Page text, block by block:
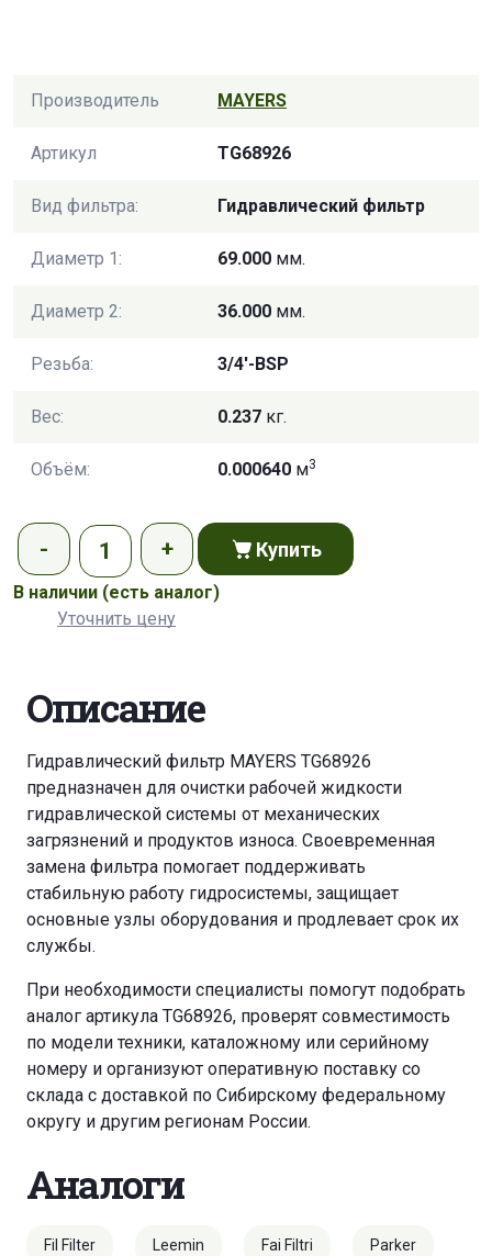
Производитель MAYERS
Артикул TG68926
Вид фильтра: Гидравлический фильтр
Диаметр 1: 69.000 мм.
Диаметр 2: 36.000 мм.
Резьба: 3/4'-BSP
Вес: 0.237 кг.
Объём: 0.000640 м3
Купить
В наличии (есть аналог)
Уточнить цену
Описание
Гидравлический фильтр MAYERS TG68926
предназначен для очистки рабочей жидкости
гидравлической системы от механических
загрязнений и продуктов износа. Своевременная
замена фильтра помогает поддерживать
стабильную работу гидросистемы, защищает
основные узлы оборудования и продлевает срок их
службы.
При необходимости специалисты помогут подобрать
аналог артикула TG68926, проверят совместимость
по модели техники, каталожному или серийному
номеру и организуют оперативную поставку со
склада с доставкой по Сибирскому федеральному
округу и другим регионам России.
Аналоги
Fil Filter Leemin Fai Filtri Parker